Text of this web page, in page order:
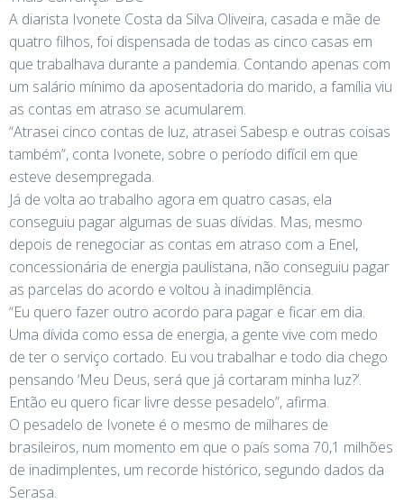
A diarista Ivonete Costa da Silva Oliveira, casada e mãe de
quatro filhos, foi dispensada de todas as cinco casas em
que trabalhava durante a pandemia. Contando apenas com
um salário mínimo da aposentadoria do marido, a família viu
as contas em atraso se acumularem.
“Atrasei cinco contas de luz, atrasei Sabesp e outras coisas
também”, conta Ivonete, sobre o período difícil em que
esteve desempregada.
Já de volta ao trabalho agora em quatro casas, ela
conseguiu pagar algumas de suas dívidas. Mas, mesmo
depois de renegociar as contas em atraso com a Enel,
concessionária de energia paulistana, não conseguiu pagar
as parcelas do acordo e voltou à inadimplência.
“Eu quero fazer outro acordo para pagar e ficar em dia.
Uma dívida como essa de energia, a gente vive com medo
de ter o serviço cortado. Eu vou trabalhar e todo dia chego
pensando ‘Meu Deus, será que já cortaram minha luz?’.
Então eu quero ficar livre desse pesadelo”, afirma.
O pesadelo de Ivonete é o mesmo de milhares de
brasileiros, num momento em que o país soma 70,1 milhões
de inadimplentes, um recorde histórico, segundo dados da
Serasa.